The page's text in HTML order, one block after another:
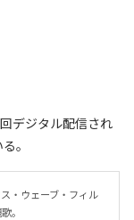
デジタル配信され
。
ス・ウェーブ・フィル
。